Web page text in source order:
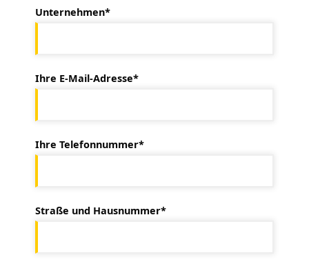
Unternehmen*
Ihre E-Mail-Adresse*
Ihre Telefonnummer*
Straße und Hausnummer*